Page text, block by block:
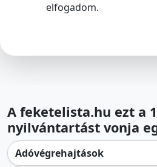
elfogadom.
A feketelista.hu ezt a
nyilvántartást vonja
Adóvégrehajtások